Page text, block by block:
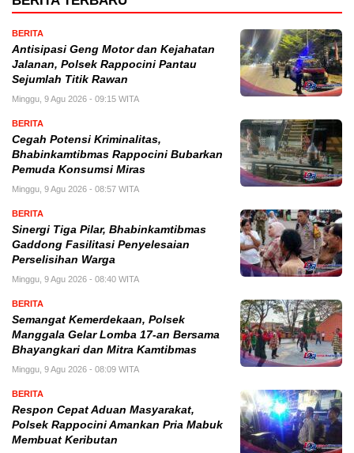
BERITA
Antisipasi Geng Motor dan Kejahatan
Jalanan, Polsek Rappocini Pantau
Sejumlah Titik Rawan
Minggu, 9 Agu 2026 - 09:15 WITA
BERITA
Cegah Potensi Kriminalitas,
Bhabinkamtibmas Rappocini Bubarkan
Pemuda Konsumsi Miras
Minggu, 9 Agu 2026 - 08:57 WITA
BERITA
Sinergi Tiga Pilar, Bhabinkamtibmas
Gaddong Fasilitasi Penyelesaian
Perselisihan Warga
Minggu, 9 Agu 2026 - 08:40 WITA
BERITA
Semangat Kemerdekaan, Polsek
Manggala Gelar Lomba 17-an Bersama
Bhayangkari dan Mitra Kamtibmas
Minggu, 9 Agu 2026 - 08:09 WITA
BERITA
Respon Cepat Aduan Masyarakat,
Polsek Rappocini Amankan Pria Mabuk
Membuat Keributan